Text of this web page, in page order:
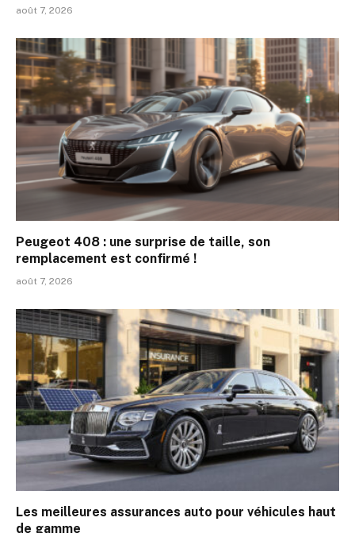
août 7, 2026
Peugeot 408 : une surprise de taille, son
remplacement est confirmé !
août 7, 2026
Les meilleures assurances auto pour véhicules haut
de gamme